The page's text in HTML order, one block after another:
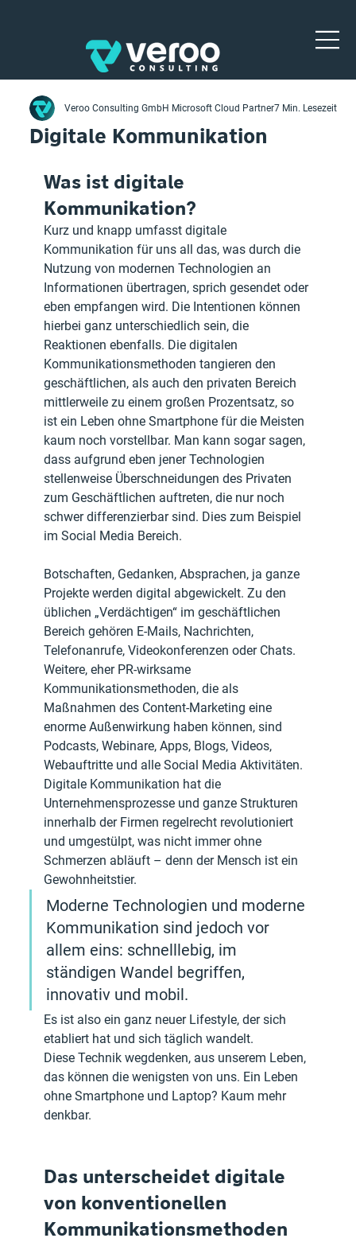
Digitale Kommunikation
Veroo Consulting GmbH Microsoft Cloud Partner7 Min. Lesezeit
Was ist digitale
Kommunikation?
Kurz und knapp umfasst digitale
Kommunikation für uns all das, was durch die
Nutzung von modernen Technologien an
Informationen übertragen, sprich gesendet oder
eben empfangen wird. Die Intentionen können
hierbei ganz unterschiedlich sein, die
Reaktionen ebenfalls. Die digitalen
Kommunikationsmethoden tangieren den
geschäftlichen, als auch den privaten Bereich
mittlerweile zu einem großen Prozentsatz, so
ist ein Leben ohne Smartphone für die Meisten
kaum noch vorstellbar. Man kann sogar sagen,
dass aufgrund eben jener Technologien
stellenweise Überschneidungen des Privaten
zum Geschäftlichen auftreten, die nur noch
schwer differenzierbar sind. Dies zum Beispiel
im Social Media Bereich.
Botschaften, Gedanken, Absprachen, ja ganze
Projekte werden digital abgewickelt. Zu den
üblichen „Verdächtigen“ im geschäftlichen
Bereich gehören E-Mails, Nachrichten,
Telefonanrufe, Videokonferenzen oder Chats.
Weitere, eher PR-wirksame
Kommunikationsmethoden, die als
Maßnahmen des Content-Marketing eine
enorme Außenwirkung haben können, sind
Podcasts, Webinare, Apps, Blogs, Videos,
Webauftritte und alle Social Media Aktivitäten.
Digitale Kommunikation hat die
Unternehmensprozesse und ganze Strukturen
innerhalb der Firmen regelrecht revolutioniert
und umgestülpt, was nicht immer ohne
Schmerzen abläuft – denn der Mensch ist ein
Gewohnheitstier.
Moderne Technologien und moderne
Kommunikation sind jedoch vor
allem eins: schnelllebig, im
ständigen Wandel begriffen,
innovativ und mobil.
Es ist also ein ganz neuer Lifestyle, der sich
etabliert hat und sich täglich wandelt.
Diese Technik wegdenken, aus unserem Leben,
das können die wenigsten von uns. Ein Leben
ohne Smartphone und Laptop? Kaum mehr
denkbar.
Das unterscheidet digitale
von konventionellen
Kommunikationsmethoden